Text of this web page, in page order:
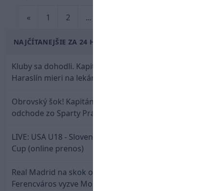
« 1 2 ...
NAJČÍTANEJŠIE ZA 24 HODÍN
Kluby sa dohodli. Kapitán Sparty Praha Lukáš
Haraslín mieri na lekársku prehliadku
Obrovský šok! Kapitán Lukáš Haraslín je údajne na
odchode zo Sparty Praha
LIVE: USA U18 - Slovensko U18 / Hlinka-Gretzky
Cup (online prenos)
Real Madrid na skok od Slovenska: Borbélyho
Ferencváros vyzve Mourinhove hviezdy